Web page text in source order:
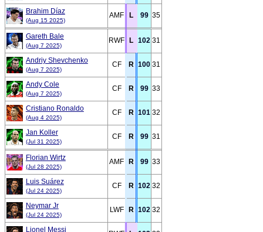
Brahim Díaz
(Aug 15 2025)
AMF L 99 35
Gareth Bale
(Aug 7 2025)
RWF L 102 31
Andriy Shevchenko
(Aug 7 2025)
CF R 100 31
Andy Cole
(Aug 7 2025)
CF R 99 33
Cristiano Ronaldo
(Aug 4 2025)
CF R 101 32
Jan Koller
(Jul 31 2025)
CF R 99 31
Florian Wirtz
(Jul 28 2025)
AMF R 99 33
Luis Suárez
(Jul 24 2025)
CF R 102 32
Neymar Jr
(Jul 24 2025)
LWF R 102 32
Lionel Messi